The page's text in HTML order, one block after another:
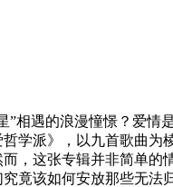
相遇的浪漫憧憬？爱情
学派》，以九首歌曲为
，这张专辑并非简单的
竟该如何安放那些无法